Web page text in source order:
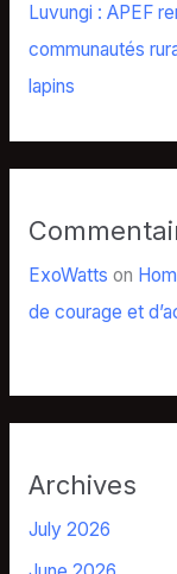
Luvungi : APEF
communautés
lapins
ExoWatts on
de courage et
Archives
July 2026